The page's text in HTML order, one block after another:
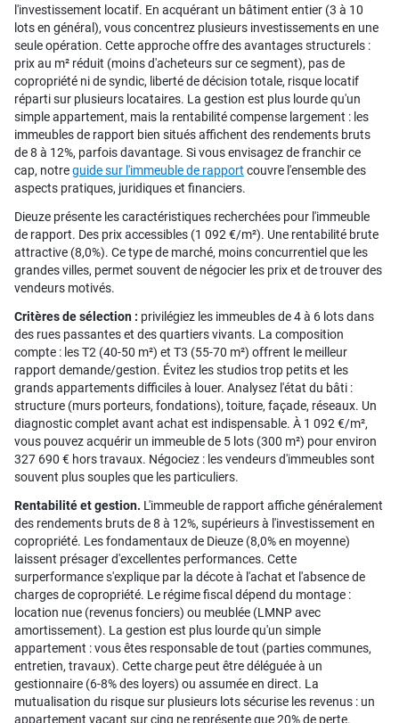
l'investissement locatif. En acquérant un bâtiment entier (3 à 10
lots en général), vous concentrez plusieurs investissements en une
seule opération. Cette approche offre des avantages structurels :
prix au m² réduit (moins d'acheteurs sur ce segment), pas de
copropriété ni de syndic, liberté de décision totale, risque locatif
réparti sur plusieurs locataires. La gestion est plus lourde qu'un
simple appartement, mais la rentabilité compense largement : les
immeubles de rapport bien situés affichent des rendements bruts
de 8 à 12%, parfois davantage. Si vous envisagez de franchir ce
cap, notreguide sur l'immeuble de rapport couvre l'ensemble des
aspects pratiques, juridiques et financiers.
Dieuze présente les caractéristiques recherchées pour l'immeuble
de rapport. Des prix accessibles (1 092 €/m²). Une rentabilité brute
attractive (8,0%). Ce type de marché, moins concurrentiel que les
grandes villes, permet souvent de négocier les prix et de trouver des
vendeurs motivés.
Critères de sélection : privilégiez les immeubles de 4 à 6 lots dans
des rues passantes et des quartiers vivants. La composition
compte : les T2 (40-50 m²) et T3 (55-70 m²) offrent le meilleur
rapport demande/gestion. Évitez les studios trop petits et les
grands appartements difficiles à louer. Analysez l'état du bâti :
structure (murs porteurs, fondations), toiture, façade, réseaux. Un
diagnostic complet avant achat est indispensable. À 1 092 €/m²,
vous pouvez acquérir un immeuble de 5 lots (300 m²) pour environ
327 690 € hors travaux. Négociez : les vendeurs d'immeubles sont
souvent plus souples que les particuliers.
Rentabilité et gestion. L'immeuble de rapport affiche généralement
des rendements bruts de 8 à 12%, supérieurs à l'investissement en
copropriété. Les fondamentaux de Dieuze (8,0% en moyenne)
laissent présager d'excellentes performances. Cette
surperformance s'explique par la décote à l'achat et l'absence de
charges de copropriété. Le régime fiscal dépend du montage :
location nue (revenus fonciers) ou meublée (LMNP avec
amortissement). La gestion est plus lourde qu'un simple
appartement : vous êtes responsable de tout (parties communes,
entretien, travaux). Cette charge peut être déléguée à un
gestionnaire (6-8% des loyers) ou assumée en direct. La
mutualisation du risque sur plusieurs lots sécurise les revenus : un
appartement vacant sur cinq ne représente que 20% de perte.